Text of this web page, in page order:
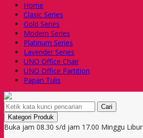
Home
Clasic Series
Gold Series
Modern Series
Platinum Series
Lavender Series
UNO Office Chair
UNO Office Partition
Papan Tulis
Cari
Kategori Produk
Buka jam 08.30 s/d jam 17.00 Minggu Libur